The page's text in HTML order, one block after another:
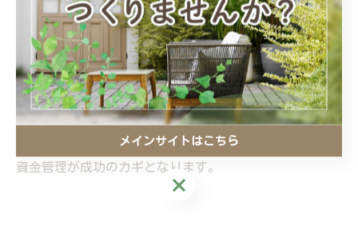
援制度を確認、といった流れが効果的です。
また、急な出費に備えてローンを活用し、月々の支払い
をコントロールすることで、家計への負担を抑えながら
満足度の高いリフォームを実現できます。実際に「分割
ローンで理想の庭が手に入った」「予算内でおしゃれな
空間が完成した」といった利用者の声も多く、計画的な
資金管理が成功のカギとなります。
メインサイトはこちら
メインサイトはこちら